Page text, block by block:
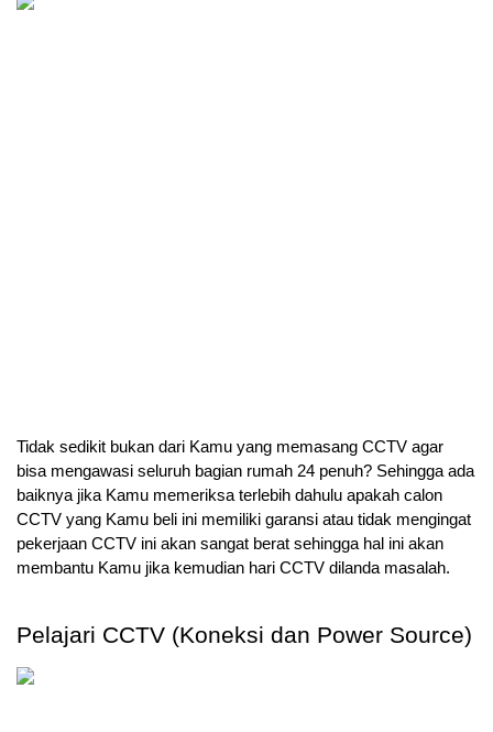
Tidak sedikit bukan dari Kamu yang memasang CCTV agar
bisa mengawasi seluruh bagian rumah 24 penuh? Sehingga ada
baiknya jika Kamu memeriksa terlebih dahulu apakah calon
CCTV yang Kamu beli ini memiliki garansi atau tidak mengingat
pekerjaan CCTV ini akan sangat berat sehingga hal ini akan
membantu Kamu jika kemudian hari CCTV dilanda masalah.
Pelajari CCTV (Koneksi dan Power Source)